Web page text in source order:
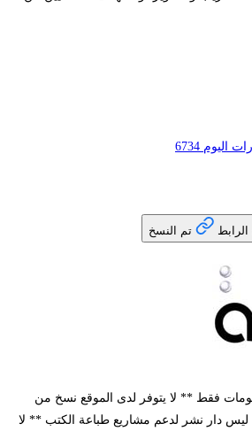
6734
تم النسخ
فقط ** لا يتوفر لدى الموقع نسخ من
دار نشر لدعم مشاريع طباعة الكتب ** لا